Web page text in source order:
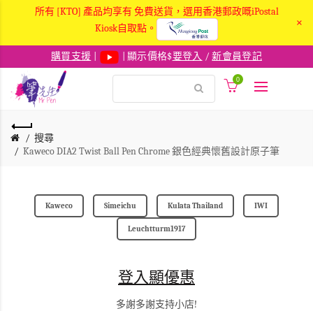
所有 [KTO] 產品均享有 免費送貨，選用香港郵政嘅iPostal
Kiosk自取點。
×
購買支援 | 顯示價格$要登入 /新會員登記
0
搜尋
Kaweco DIA2 Twist Ball Pen Chrome 銀色經典懷舊設計原子筆
Kaweco Simeichu Kulata Thailand IWI
Leuchtturm1917
登入顯優惠
多謝多謝支持小店!